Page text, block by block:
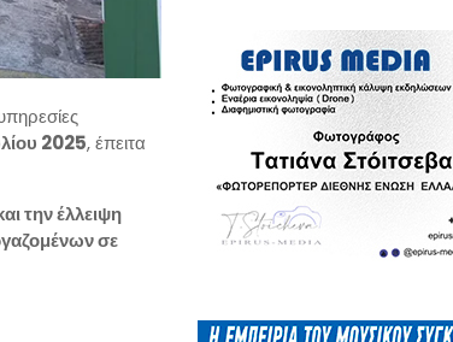
2025, έπειτα
την έλλειψη
σε